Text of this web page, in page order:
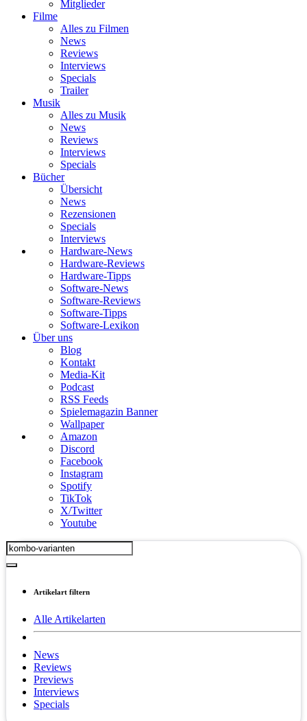
Mitglieder
Filme
Alles zu Filmen
News
Reviews
Interviews
Specials
Trailer
Musik
Alles zu Musik
News
Reviews
Interviews
Specials
Bücher
Übersicht
News
Rezensionen
Specials
Interviews
Hardware-News
Hardware-Reviews
Hardware-Tipps
Software-News
Software-Reviews
Software-Tipps
Software-Lexikon
Über uns
Blog
Kontakt
Media-Kit
Podcast
RSS Feeds
Spielemagazin Banner
Wallpaper
Amazon
Discord
Facebook
Instagram
Spotify
TikTok
X/Twitter
Youtube
Artikelart filtern
Alle Artikelarten
News
Reviews
Previews
Interviews
Specials